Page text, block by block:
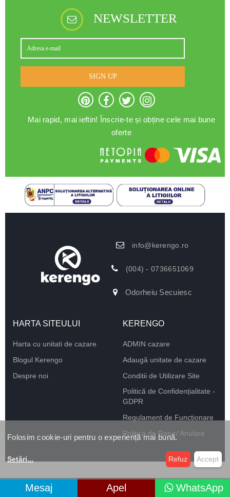
Mesaj Apel WhatsApp
NEWSLETTER
SIGN UP
Mai rapid, mai ieftin! Înscrie-te și obține cele mai bune
oferte
info@kerengo.ro
(004) - 0736651069
Odorheiu Secuiesc
HARTA SITEULUI
Harta cu unitati de cazare
Blogul Kerengo
Despre noi
KERENGO
ADMIN cazare
Adaugă unitate de cazare
Conditii de Utilizare Site
Politică de Confidențialitate -
GDPR
Regulament de Funcționare
Politica de Retur/ Anulare
Folosim cookie-uri pentru o experiență mai bună.
Setări... Refuz Accept